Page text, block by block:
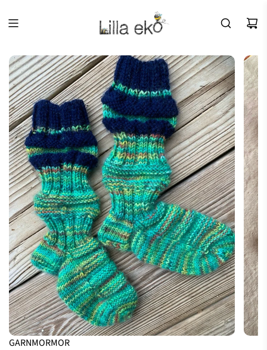
GARNMORMOR